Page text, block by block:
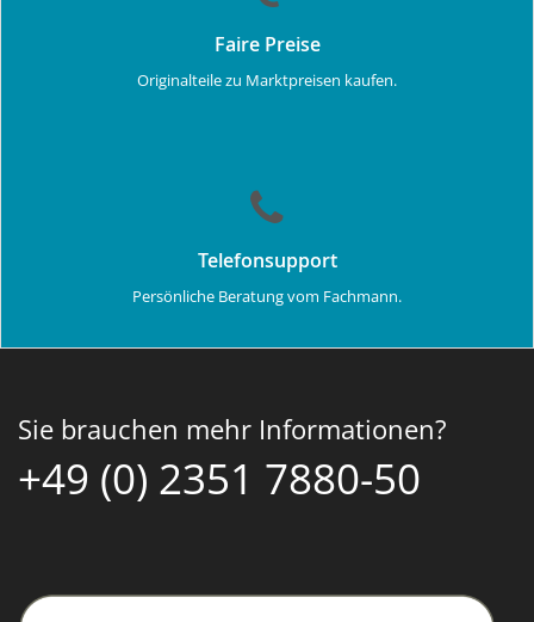
Faire Preise
Originalteile zu Marktpreisen kaufen.
Telefonsupport
Persönliche Beratung vom Fachmann.
Sie brauchen mehr Informationen?
+49 (0) 2351 7880-50